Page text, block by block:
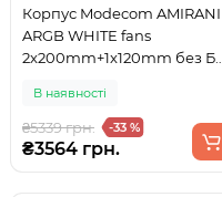
Корпус Modecom AMIRANI
ARGB WHITE fans
2x200mm+1x120mm без БЖ
В наявності
₴5339 грн. -33 %
₴3564 грн.